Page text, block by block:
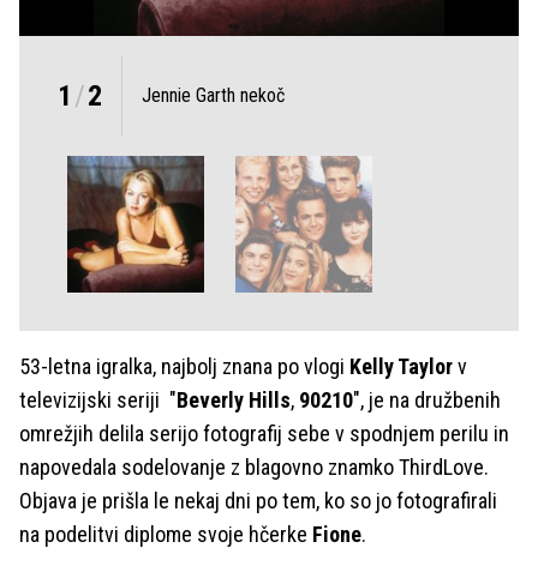
1 /2 Jennie Garth nekoč
53-letna igralka, najbolj znana po vlogi Kelly Taylorv
televizijski seriji "Beverly Hills, 90210", je na družbenih
omrežjih delila serijo fotografij sebe v spodnjem perilu in
napovedala sodelovanje z blagovno znamko ThirdLove.
Objava je prišla le nekaj dni po tem, ko so jo fotografirali
na podelitvi diplome svoje hčerke Fione.